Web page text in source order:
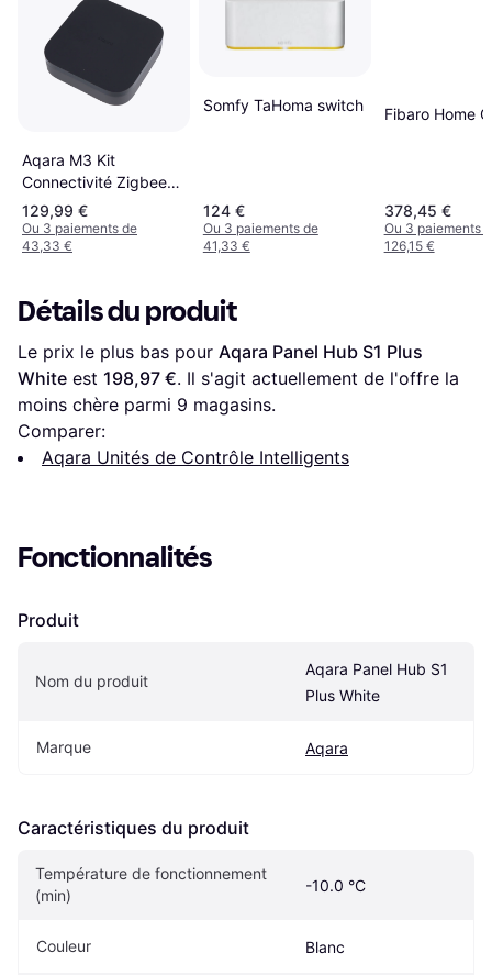
Aqara M3 Kit
Connectivité Zigbee
Bluetooth
129,99 €
Ou 3 paiements de
43,33 €
Somfy TaHoma switch
124 €
Ou 3 paiements de
41,33 €
Fibaro Home
378,45 €
Ou 3 paiements
126,15 €
Détails du produit
Le prix le plus bas pour Aqara Panel Hub S1 Plus
White est 198,97 €. Il s'agit actuellement de l'offre la
moins chère parmi 9 magasins.
Comparer:
Aqara Unités de Contrôle Intelligents
Fonctionnalités
Produit
Nom du produit
Aqara Panel Hub S1
Plus White
Marque Aqara
Caractéristiques du produit
Température de fonctionnement
(min)
-10.0 °C
Couleur Blanc